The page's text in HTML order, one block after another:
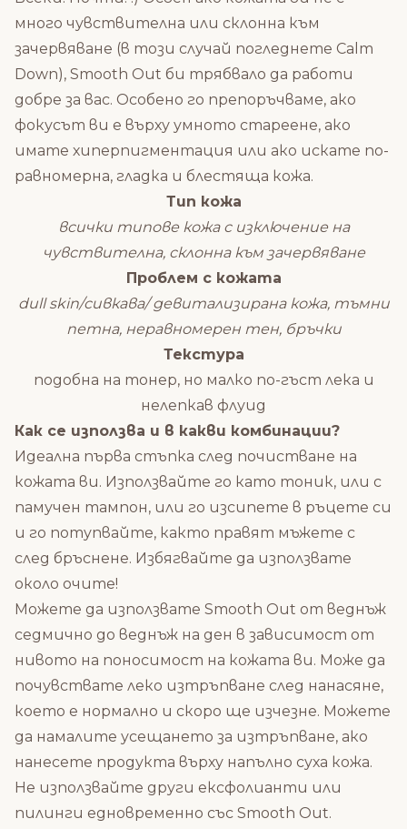
много чувствителна или склонна към
зачервяване (в този случай погледнете Calm
Down), Smooth Out би трябвало да работи
добре за вас. Особено го препоръчваме, ако
фокусът ви е върху умното стареене, ако
имате хиперпигментация или ако искате по-
равномерна, гладка и блестяща кожа.
Тип кожа
всички типове кожа с изключение на
чувствителна, склонна към зачервяване
Проблем с кожата
dull skin/сивкава/ девитализирана кожа, тъмни
петна, неравномерен тен, бръчки
Текстура
подобна на тонер, но малко по-гъст лека и
нелепкав флуид
Как се използва и в какви комбинации?
Идеална първа стъпка след почистване на
кожата ви. Използвайте го като тоник, или с
памучен тампон, или го изсипете в ръцете си
и го потупвайте, както правят мъжете с
след бръснене. Избягвайте да използвате
около очите!
Можете да използвате Smooth Out от веднъж
седмично до веднъж на ден в зависимост от
нивото на поносимост на кожата ви. Може да
почувствате леко изтръпване след нанасяне,
което е нормално и скоро ще изчезне. Можете
да намалите усещането за изтръпване, ако
нанесете продукта върху напълно суха кожа.
Не използвайте други ексфолианти или
пилинги едновременно със Smooth Out.